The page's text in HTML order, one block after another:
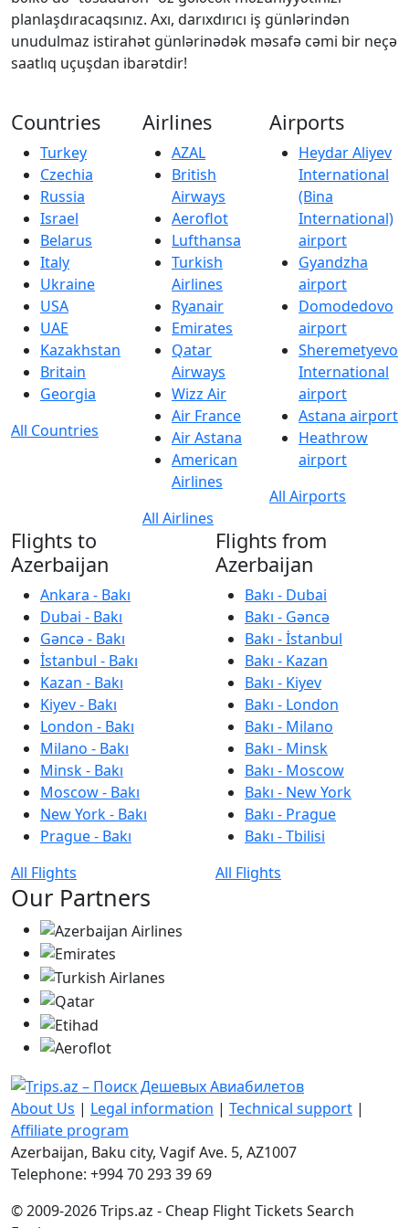
planlaşdıracaqsınız. Axı, darıxdırıcı iş günlərindən
unudulmaz istirahət günlərinədək məsafə cəmi bir neçə
saatlıq uçuşdan ibarətdir!
Countries
Turkey
Czechia
Russia
Israel
Belarus
Italy
Ukraine
USA
UAE
Kazakhstan
Britain
Georgia
All Countries
Airlines
AZAL
British
Airways
Aeroflot
Lufthansa
Turkish
Airlines
Ryanair
Emirates
Qatar
Airways
Wizz Air
Air France
Air Astana
American
Airlines
All Airlines
Airports
Heydar Aliyev
International
(Bina
International)
airport
Gyandzha
airport
Domodedovo
airport
Sheremetyevo
International
airport
Astana airport
Heathrow
airport
All Airports
Flights to
Azerbaijan
Ankara - Bakı
Dubai - Bakı
Gəncə - Bakı
İstanbul - Bakı
Kazan - Bakı
Kiyev - Bakı
London - Bakı
Milano - Bakı
Minsk - Bakı
Moscow - Bakı
New York - Bakı
Prague - Bakı
All Flights
Flights from
Azerbaijan
Bakı - Dubai
Bakı - Gəncə
Bakı - İstanbul
Bakı - Kazan
Bakı - Kiyev
Bakı - London
Bakı - Milano
Bakı - Minsk
Bakı - Moscow
Bakı - New York
Bakı - Prague
Bakı - Tbilisi
All Flights
Our Partners
About Us | Legal information | Technical support |
Affiliate program
Azerbaijan, Baku city, Vagif Ave. 5, AZ1007
Telephone: +994 70 293 39 69
© 2009-2026 Trips.az - Cheap Flight Tickets Search